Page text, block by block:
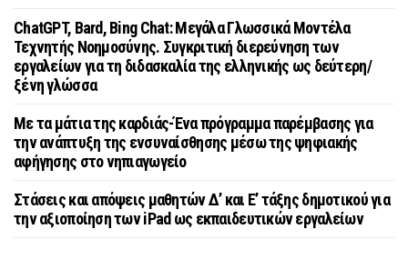
ChatGPT, Bard, Bing Chat: Μεγάλα Γλωσσικά Μοντέλα
Τεχνητής Νοημοσύνης. Συγκριτική διερεύνηση των
εργαλείων για τη διδασκαλία της ελληνικής ως δεύτερη/
ξένη γλώσσα
Με τα μάτια της καρδιάς-Ένα πρόγραμμα παρέμβασης για
την ανάπτυξη της ενσυναίσθησης μέσω της ψηφιακής
αφήγησης στο νηπιαγωγείο
Στάσεις και απόψεις μαθητών Δ’ και Ε’ τάξης δημοτικού για
την αξιοποίηση των iPad ως εκπαιδευτικών εργαλείων